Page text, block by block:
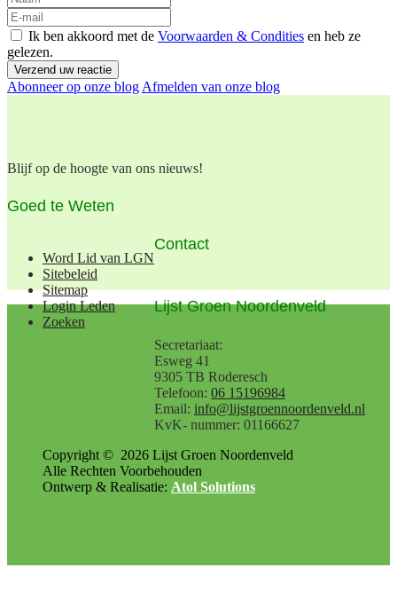
Ik ben akkoord met de Voorwaarden & Condities en heb ze
gelezen.
Verzend uw reactie
Abonneer op onze blog Afmelden van onze blog
Blijf op de hoogte van ons nieuws!
Goed te Weten
Word Lid van LGN
Sitebeleid
Sitemap
Login Leden
Zoeken
Contact
Lijst Groen Noordenveld
Secretariaat:
Esweg 41
9305 TB Roderesch
Telefoon: 06 15196984
Email: info@lijstgroennoordenveld.nl
KvK- nummer: 01166627
Copyright © 2026 Lijst Groen Noordenveld
Alle Rechten Voorbehouden
Ontwerp & Realisatie: Atol Solutions